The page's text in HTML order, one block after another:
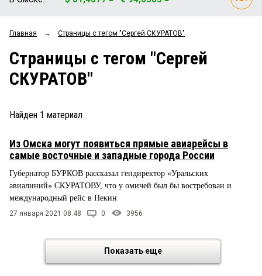
ОБЩЕСТВО
ЗАКОН
ПРОИСШЕСТВИЯ
СТИЛЬ ЖИЗНИ
Мнения
Рейтинги
Главная → Страницы c тегом "Сергей СКУРАТОВ"
Страницы c тегом "Сергей
СКУРАТОВ"
Найден 1 материал
Из Омска могут появиться прямые авиарейсы в
самые восточные и западные города России
Губернатор БУРКОВ рассказал гендиректор «Уральских
авиалиний» СКУРАТОВУ, что у омичей был бы востребован и
международный рейс в Пекин
27 января 2021 08:48 0 3956
Показать еще